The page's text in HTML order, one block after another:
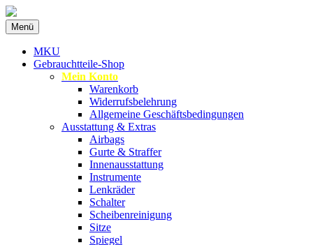
MKU Autoteile
Ersatzteile
Menü Zum
Inhalt
springen
MKU
Gebrauchtteile-Shop
Mein Konto
Warenkorb
Widerrufsbelehrung
Allgemeine Geschäftsbedingungen
Ausstattung & Extras
Airbags
Gurte & Straffer
Innenausstattung
Instrumente
Lenkräder
Schalter
Scheibenreinigung
Sitze
Spiegel